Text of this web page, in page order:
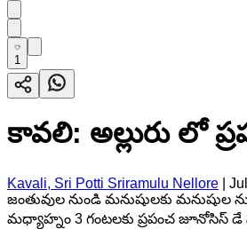
1
కావలి: అల్లురు లో
Kavali, Sri Potti Sriramulu Nellore
జంతువుల నుండి మనుషులకు మనుషుల
మధ్యాహ్నం 3 గంటలకు ప్రపంచ జూనోసిస్